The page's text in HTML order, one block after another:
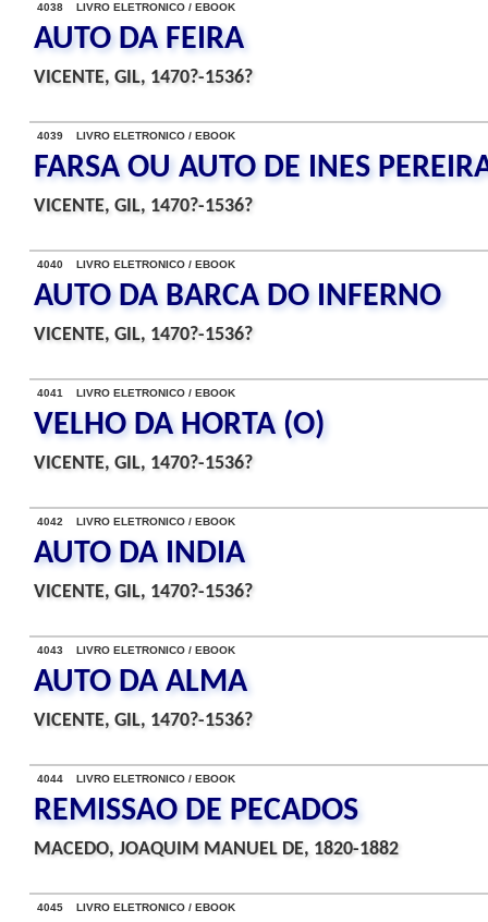
4038 LIVRO ELETRONICO / EBOOK
AUTO DA FEIRA
VICENTE, GIL, 1470?-1536?
4039 LIVRO ELETRONICO / EBOOK
FARSA OU AUTO DE INES
VICENTE, GIL, 1470?-1536?
4040 LIVRO ELETRONICO / EBOOK
AUTO DA BARCA DO INFERNO
VICENTE, GIL, 1470?-1536?
4041 LIVRO ELETRONICO / EBOOK
VELHO DA HORTA (O)
VICENTE, GIL, 1470?-1536?
4042 LIVRO ELETRONICO / EBOOK
AUTO DA INDIA
VICENTE, GIL, 1470?-1536?
4043 LIVRO ELETRONICO / EBOOK
AUTO DA ALMA
VICENTE, GIL, 1470?-1536?
4044 LIVRO ELETRONICO / EBOOK
REMISSAO DE PECADOS
MACEDO, JOAQUIM MANUEL DE, 1820-1882
4045 LIVRO ELETRONICO / EBOOK